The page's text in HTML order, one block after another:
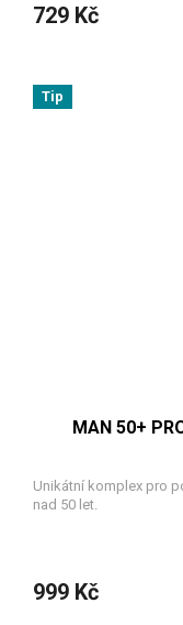
729 Kč
Tip
MAN 50+
Unikátní komplex pro
nad 50 let.
999 Kč